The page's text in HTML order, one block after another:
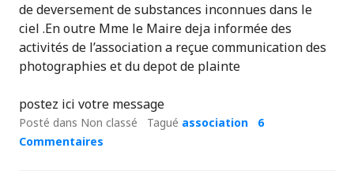
de deversement de substances inconnues dans le
ciel .En outre Mme le Maire deja informée des
activités de l’association a reçue communication des
photographies et du depot de plainte
postez ici votre message
Posté dans Non classé Tagué association
6
Commentaires